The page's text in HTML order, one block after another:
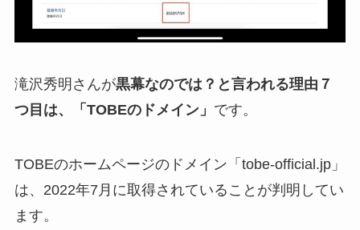
滝沢秀明さんが黒幕なのでは？と言われる理由７
つ目は、「TOBEのドメイン」 です。
TOBEのホームページのドメイン「tobe-official.jp」
は、2022年7月に取得されていることが判明してい
ます。